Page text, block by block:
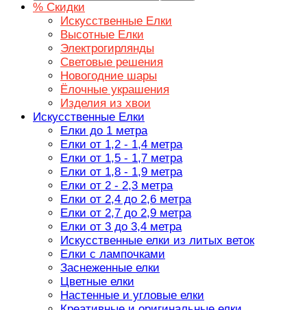
% Скидки
Искусственные Елки
Высотные Елки
Электрогирлянды
Световые решения
Новогодние шары
Ёлочные украшения
Изделия из хвои
Искусственные Елки
Елки до 1 метра
Елки от 1,2 - 1,4 метра
Елки от 1,5 - 1,7 метра
Елки от 1,8 - 1,9 метра
Елки от 2 - 2,3 метра
Елки от 2,4 до 2,6 метра
Елки от 2,7 до 2,9 метра
Елки от 3 до 3,4 метра
Искусственные елки из литых веток
Елки с лампочками
Заснеженные елки
Цветные елки
Настенные и угловые елки